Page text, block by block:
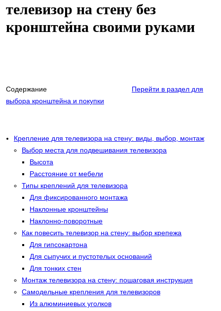
телевизор на стену без
кронштейна своими руками
Содержание Перейти в раздел для
выбора кронштейна и покупки
Крепление для телевизора на стену: виды, выбор, монтаж
Выбор места для подвешивания телевизора
Высота
Расстояние от мебели
Типы креплений для телевизора
Для фиксированного монтажа
Наклонные кронштейны
Наклонно-поворотные
Как повесить телевизор на стену: выбор крепежа
Для гипсокартона
Для сыпучих и пустотелых оснований
Для тонких стен
Монтаж телевизора на стену: пошаговая инструкция
Самодельные крепления для телевизоров
Из алюминиевых уголков